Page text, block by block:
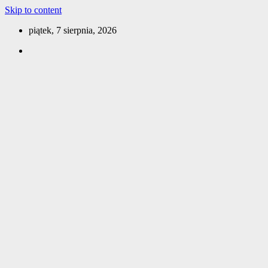
Skip to content
piątek, 7 sierpnia, 2026